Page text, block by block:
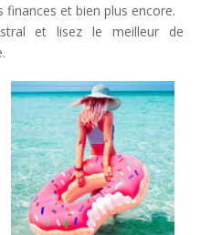
et bien plus encore.
et lisez le meilleur de